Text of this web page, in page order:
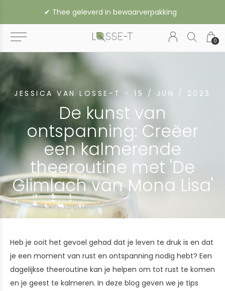
0
✔︎ Thee geleverd in bewaarverpakking
JESSICA VAN LOSSE-T - 15 / JUN / 2023
De kunst van
ontspanning: Creëer
een kalmerende
theeroutine met 'De
Glimlach van Mona Lisa'
Heb je ooit het gevoel gehad dat je leven te druk is en dat
je een moment van rust en ontspanning nodig hebt? Een
dagelijkse theeroutine kan je helpen om tot rust te komen
en je geest te kalmeren. In deze blog geven we je tips